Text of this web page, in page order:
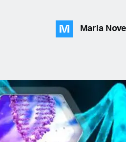
M Maria